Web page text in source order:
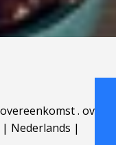
. over
| Nederlands |